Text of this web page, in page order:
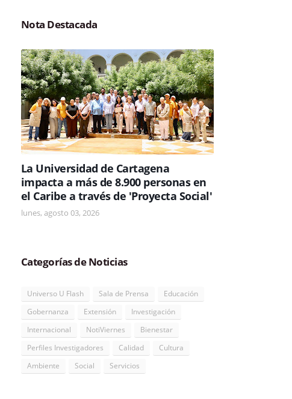
Nota Destacada
La Universidad de Cartagena
impacta a más de 8.900 personas en
el Caribe a través de 'Proyecta Social'
lunes, agosto 03, 2026
Categorías de Noticias
Universo U Flash Sala de Prensa
Educación
Gobernanza
Extensión
Investigación
Internacional
NotiViernes
Bienestar
Perfiles Investigadores
Calidad
Cultura
Ambiente
Social Servicios